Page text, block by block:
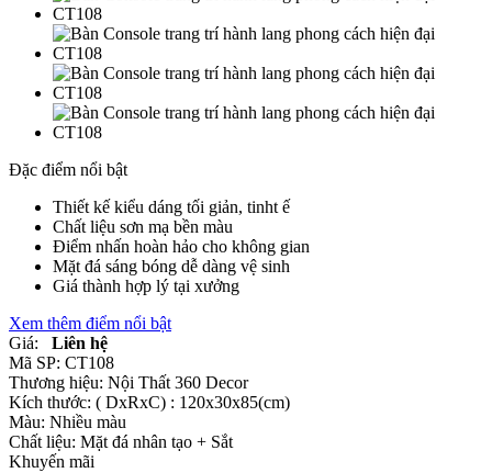
Đặc điểm nổi bật
Thiết kế kiểu dáng tối giản, tinht ế
Chất liệu sơn mạ bền màu
Điểm nhấn hoàn hảo cho không gian
Mặt đá sáng bóng dễ dàng vệ sinh
Giá thành hợp lý tại xưởng
Xem thêm điểm nổi bật
Giá:
Liên hệ
Mã SP: CT108
Thương hiệu: Nội Thất 360 Decor
Kích thước: ( DxRxC) : 120x30x85(cm)
Màu: Nhiều màu
Chất liệu: Mặt đá nhân tạo + Sắt
Khuyến mãi